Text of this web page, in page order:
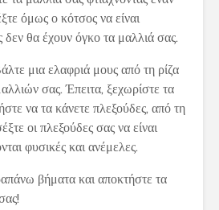
όμως ο κότσος να είναι
δεν θα έχουν όγκο τα μαλλιά σας.
μια ελαφριά μους από τη ρίζα
σας. Έπειτα, ξεχωρίστε τα
να τα κάνετε πλεξούδες, από τη
οι πλεξούδες σας να είναι
φυσικές και ανέμελες.
βήματα και αποκτήστε τα